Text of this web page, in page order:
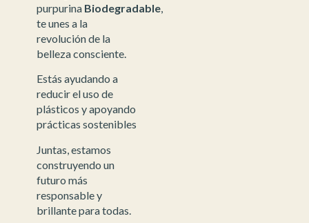
purpurina Biodegradable,
te unes a la
revolución de la
belleza consciente.
Estás ayudando a
reducir el uso de
plásticos y apoyando
prácticas sostenibles
Juntas, estamos
construyendo un
futuro más
responsable y
brillante para todas.